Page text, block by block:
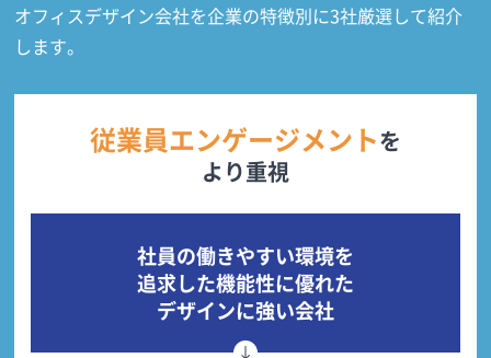
オフィスデザイン会社を企業の特徴別に3社厳選して紹介
します。
従業員エンゲージメントを
より重視
社員の働きやすい環境を
追求した機能性に優れた
デザインに強い会社